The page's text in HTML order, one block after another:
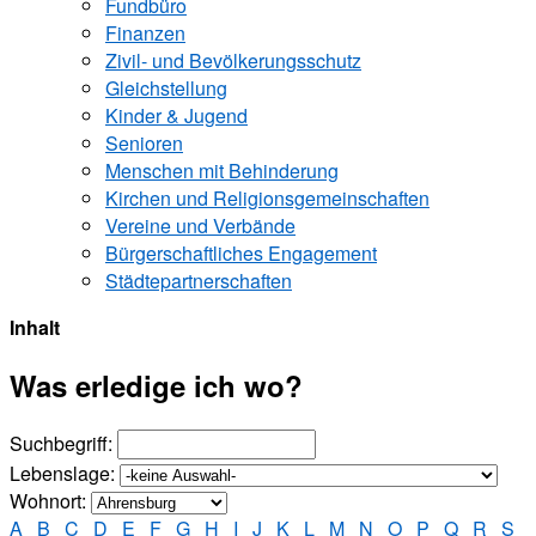
Finanzen
Zivil- und Bevölkerungsschutz
Gleichstellung
Kinder & Jugend
Senioren
Menschen mit Behinderung
Kirchen und ­Religionsgemeinschaften
Vereine und Verbände
Bürgerschaftliches Engagement
Städtepartnerschaften
Inhalt
Was erledige ich wo?
Suchbegriff:
Lebenslage:
Wohnort:
A B C D E F G H I J K L M N O P Q R S